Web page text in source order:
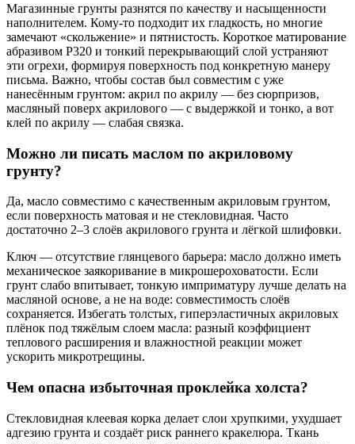
Магазинные грунты разнятся по качеству и насыщенности
наполнителем. Кому-то подходит их гладкость, но многие
замечают «скольжение» и пятнистость. Короткое матирование
абразивом P320 и тонкий перекрывающий слой устраняют
эти огрехи, формируя поверхность под конкретную манеру
письма. Важно, чтобы состав был совместим с уже
нанесённым грунтом: акрил по акрилу — без сюрпризов,
масляный поверх акрилового — с выдержкой и тонко, а вот
клей по акрилу — слабая связка.
Можно ли писать маслом по акриловому
грунту?
Да, масло совместимо с качественным акриловым грунтом,
если поверхность матовая и не стекловидная. Часто
достаточно 2–3 слоёв акрилового грунта и лёгкой шлифовки.
Ключ — отсутствие глянцевого барьера: масло должно иметь
механическое заякоривание в микрошероховатости. Если
грунт слабо впитывает, тонкую имприматуру лучше делать на
масляной основе, а не на воде: совместимость слоёв
сохраняется. Избегать толстых, гиперэластичных акриловых
плёнок под тяжёлым слоем масла: разный коэффициент
теплового расширения и влажностной реакции может
ускорить микротрещины.
Чем опасна избыточная проклейка холста?
Стекловидная клеевая корка делает слои хрупкими, ухудшает
адгезию грунта и создаёт риск раннего кракелюра. Ткань